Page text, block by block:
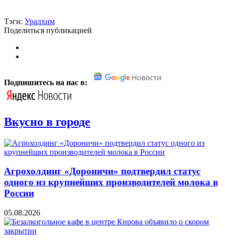
Тэги: Уралхим
Поделиться публикацией
Подпишитесь на нас в:
Вкусно в городе
Агрохолдинг «Дороничи» подтвердил статус
одного из крупнейших производителей молока в
России
05.08.2026